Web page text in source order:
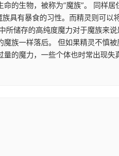
的生物，被称为“魔族”。 同样居
具有暴食的习性。而精灵则可以
所储存的高纯度魔力对于魔族来说
族一样落后。 但如果精灵不慎被
的魔力，一些个体也时常出现失